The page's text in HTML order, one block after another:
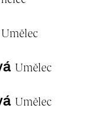
Umělec
Umělec
Umělec